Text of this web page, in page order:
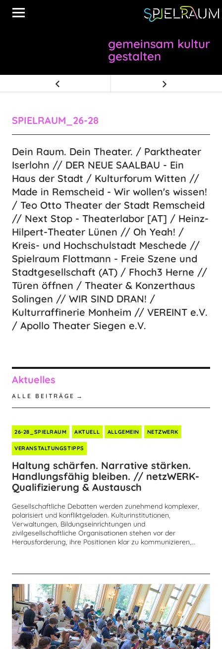
Spielraum – Bespieltheater
gemeinsam kultur
gestalten
SPIELRAUM_26-28
Dein Raum. Dein Theater. / Parktheater
Iserlohn // DER NEUE SAALBAU - Ein
Haus der Stadt / Kulturforum Witten //
Made in Remscheid - Wir wollen's wissen!
/ Teo Otto Theater der Stadt Remscheid
// Next Stop - Theaterlabor [AT] / Heinz-
Hilpert-Theater Lünen // Oh Yeah! /
Kreis- und Hochschulstadt Meschede //
Spielraum Flottmann - Freie Szene und
Stadtgesellschaft (AT) / Fhoch3 Herne //
Türen öffnen / Theater & Konzerthaus
Solingen // WIR SIND DRAN! /
Kulturraffinerie Monheim // VEREINT e.V.
/ Apollo Theater Siegen e.V.
Aktuelles
ALLE BEITRÄGE
26-28_SPIELRAUM AKTUELL ALLGEMEIN NETZWERK
VERANSTALTUNGSTIPPS
Haltung schärfen. Narrative stärken.
Handlungsfähig bleiben. // netzWERK-
Qualifizierung & Austausch
Gesellschaftliche Debatten werden zunehmend komplexer,
polarisiert und konfliktgeladen. Kulturinstitutionen,
Verwaltungen, Bildungseinrichtungen und
zivilgesellschaftliche Organisationen stehen vor der
Herausforderung, ihre Positionen klar zu kommunizieren,…